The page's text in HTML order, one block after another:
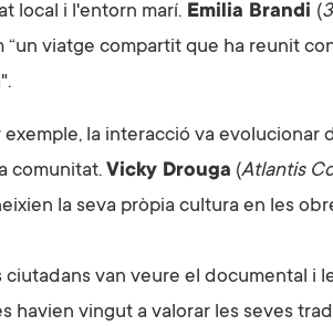
local i l'entorn marí. Emilia Brandi (
“un viatge compartit que ha reunit
exemple, la interacció va
comunitat. Vicky Drouga (Atlantis
la seva pròpia cultura en les
ciutadans van veure el documental i
havien vingut a valorar les seves